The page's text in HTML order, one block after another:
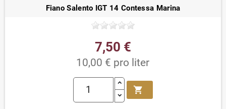
Fiano Salento IGT 14 Contessa Marina
7,50 €
10,00 € pro liter
shopping_cart